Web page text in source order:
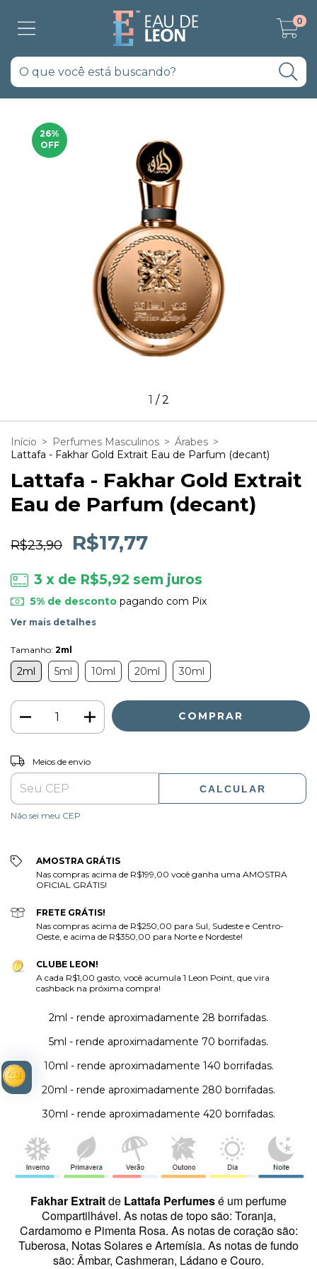
0
26%
OFF
1 /2
Início > Perfumes Masculinos > Árabes >
Lattafa - Fakhar Gold Extrait Eau de Parfum (decant)
Lattafa - Fakhar Gold Extrait
Eau de Parfum (decant)
R$23,90 R$17,77
3 x de R$5,92 sem juros
5% de descontopagando com Pix
Ver mais detalhes
Tamanho: 2ml
2ml 5ml 10ml 20ml 30ml
Entregas para o CEP:
Meios de envio
CALCULAR
Não sei meu CEP
AMOSTRA GRÁTIS
Nas compras acima de R$199,00 você ganha uma AMOSTRA
OFICIAL GRÁTIS!
FRETE GRÁTIS!
Nas compras acima de R$250,00 para Sul, Sudeste e Centro-
Oeste, e acima de R$350,00 para Norte e Nordeste!
CLUBE LEON!
A cada R$1,00 gasto, você acumula 1 Leon Point, que vira
cashback na próxima compra!
2ml - rende aproximadamente 28 borrifadas.
5ml - rende aproximadamente 70 borrifadas.
10ml - rende aproximadamente 140 borrifadas.
20ml - rende aproximadamente 280 borrifadas.
30ml - rende aproximadamente 420 borrifadas.
Fakhar Extraitde Lattafa Perfumesé um perfume
Compartilhável. As notas de topo são: Toranja,
Cardamomo e Pimenta Rosa. As notas de coração são:
Tuberosa, Notas Solares e Artemísia. As notas de fundo
são: Âmbar, Cashmeran, Ládano e Couro.